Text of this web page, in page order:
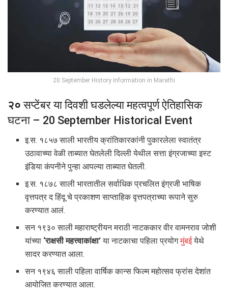
20 September History Information in Marathi
२० सप्टेंबर या दिवशी घडलेल्या महत्वपूर्ण ऐतिहासिक
घटना – 20 September Historical Event
इ.स. १८५७ साली भारतीय क्रांतिकारकांनी पुकारलेला स्वातंत्र
उठावाच्या वेळी ताब्यात घेतलेली दिल्ली येथील सत्ता इंग्रजाच्या इस्ट
इंडिया कंपनीने पुन्हा आपल्या ताब्यात घेतली.
इ.स. १८७८ साली भारतातील सर्वाधिक प्रचलित इंग्रजी भाषिक
वृत्तपत्र द हिंदू चे प्रकाशण साप्ताहिक वृत्तपत्राच्या रूपाने सुरु
करण्यात आलं.
सन १९३० साली महाराष्ट्रीयन मराठी नाटककार वीर वामनराव जोशी
यांच्या ‘राक्षसी महत्त्वाकांक्षा’या नाटकाचा पहिला प्रयोगमुंबईयेथे
सादर करण्यात आला.
सन १९४६ साली पहिला वार्षिक कान्स फिल्म महोत्सव फ्रांस देशांत
आयोजित करण्यात आला.